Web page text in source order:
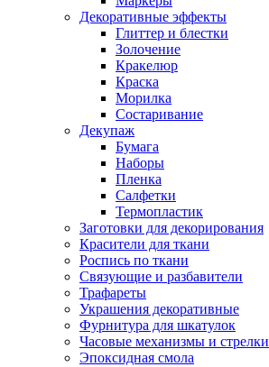
Декоративные эффекты
Глиттер и блестки
Золочение
Кракелюр
Краска
Морилка
Состаривание
Декупаж
Бумага
Наборы
Пленка
Салфетки
Термопластик
Заготовки для декорирования
Красители для ткани
Роспись по ткани
Связующие и разбавители
Трафареты
Украшения декоративные
Фурнитура для шкатулок
Часовые механизмы и стрелки
Эпоксидная смола